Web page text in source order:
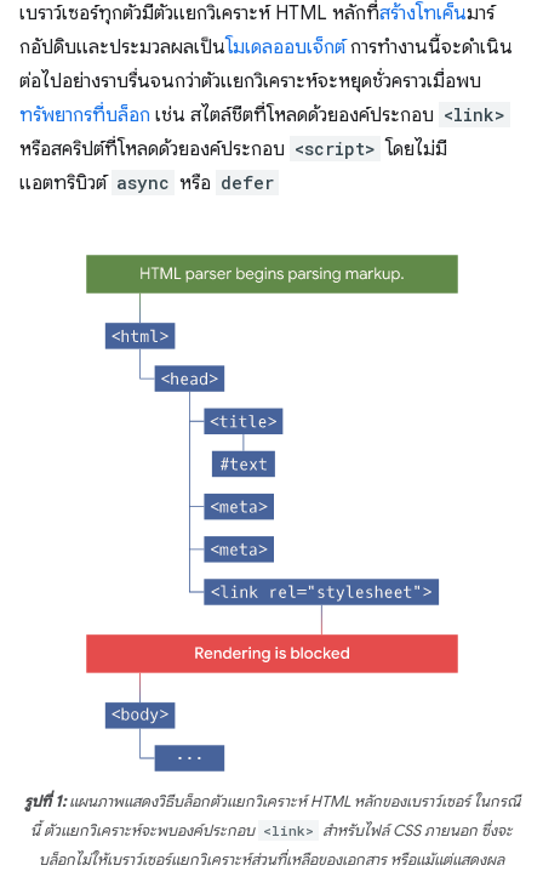
เบราว์เซอร์ทุกตัวมีตัวแยกวิเคราะห์ HTML หลักที่สร้างโทเค็นมาร์
กอัปดิบและประมวลผลเป็นโมเดลออบเจ็กต์การทำงานนี้จะดำเนิน
ต่อไปอย่างราบรื่นจนกว่าตัวแยกวิเคราะห์จะหยุดชั่วคราวเมื่อพบ
ทรัพยากรที่บล็อก เช่น สไตล์ชีตที่โหลดด้วยองค์ประกอบ <link>
หรือสคริปต์ที่โหลดด้วยองค์ประกอบ <script> โดยไม่มี
แอตทริบิวต์ async หรือ defer
รูปที่ 1:แผนภาพแสดงวิธีบล็อกตัวแยกวิเคราะห์ HTML หลักของเบราว์เซอร์ ในกรณี
นี้ ตัวแยกวิเคราะห์จะพบองค์ประกอบ <link> สำหรับไฟล์ CSS ภายนอก ซึ่งจะ
บล็อกไม่ให้เบราว์เซอร์แยกวิเคราะห์ส่วนที่เหลือของเอกสาร หรือแม้แต่แสดงผล